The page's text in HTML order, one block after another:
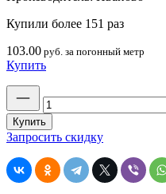
Купили более 151 раз
103.00 руб. за погонный метр
Купить
товара
Тик
матрацный,
С170/165
шир.165
Купить
Запросить скидку